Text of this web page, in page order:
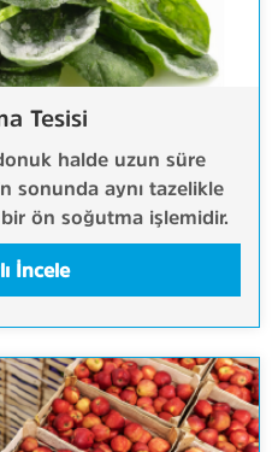
Tesisi
halde uzun süre
sonunda aynı tazelikle
ön soğutma işlemidir.
İncele